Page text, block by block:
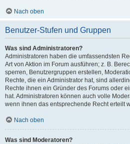
Nach oben
Benutzer-Stufen und Gruppen
Was sind Administratoren?
Administratoren haben die umfassendsten
Art von Aktion im Forum ausführen; z. B.
sperren, Benutzergruppen erstellen,
Rechte, die ein Administrator hat, sind
Rechte ihnen ein Gründer des Forums oder
hat. Administratoren können auch volle
wenn ihnen das entsprechende Recht erteilt
Nach oben
Was sind Moderatoren?